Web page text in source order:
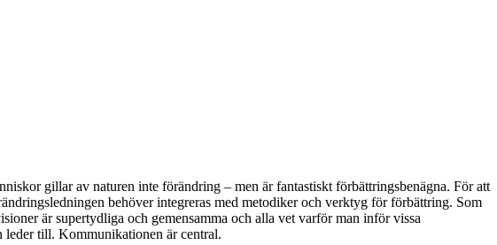
gillar av naturen inte förändring – men är fantastiskt förbättringsbenägna. För att
behöver integreras med metodiker och verktyg för förbättring. Som
är supertydliga och gemensamma och alla vet varför man inför vissa
leder till. Kommunikationen är central.